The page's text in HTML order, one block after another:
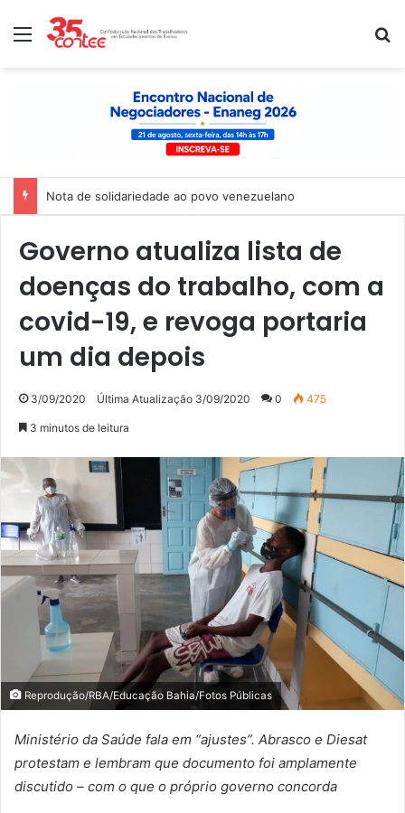
Menu
Nota de solidariedade ao povo venezuelano
Governo atualiza lista de
doenças do trabalho, com a
covid-19, e revoga portaria
um dia depois
3/09/2020 Última Atualização 3/09/2020 0 475
3 minutos de leitura
Reprodução/RBA/Educação Bahia/Fotos Públicas
Ministério da Saúde fala em “ajustes”. Abrasco e Diesat
protestam e lembram que documento foi amplamente
discutido – com o que o próprio governo concorda